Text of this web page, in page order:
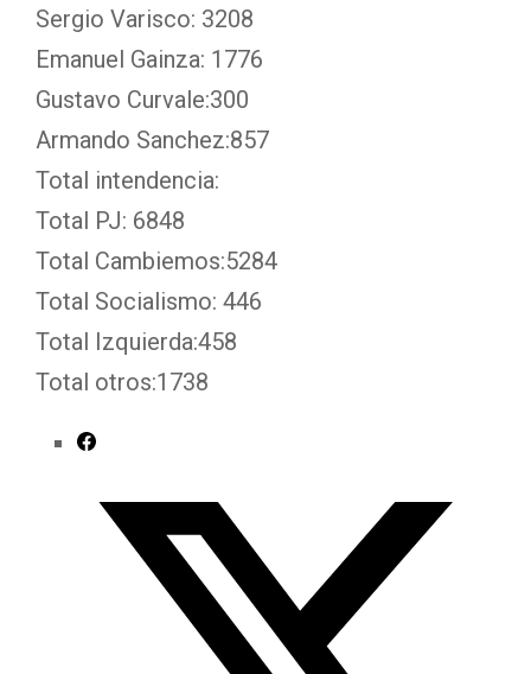
Sergio Varisco: 3208
Emanuel Gainza: 1776
Gustavo Curvale:300
Armando Sanchez:857
Total intendencia:
Total PJ: 6848
Total Cambiemos:5284
Total Socialismo: 446
Total Izquierda:458
Total otros:1738